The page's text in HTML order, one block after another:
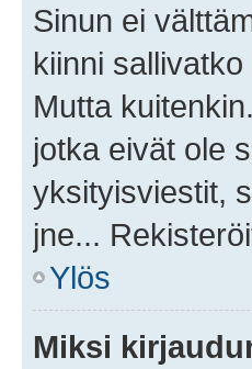
Sinun ei
kiinni
Mutta
jotka eivät ole
yksityisviestit,
jne...
Ylös
Miksi